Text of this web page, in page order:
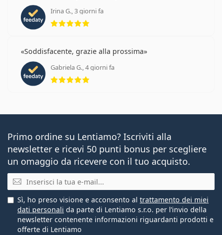
Irina G., 3 giorni fa
Soddisfacente, grazie alla prossima
Gabriela G., 4 giorni fa
valutazione 5 di 5
Primo ordine su Lentiamo? Iscriviti alla
newsletter e ricevi 50 punti bonus per scegliere
un omaggio da ricevere con il tuo acquisto.
E-mail
Sì, ho preso visione e acconsento al trattamento dei miei
dati personali da parte di Lentiamo s.r.o. per l’invio della
newsletter contenente informazioni riguardanti prodotti e
offerte di Lentiamo